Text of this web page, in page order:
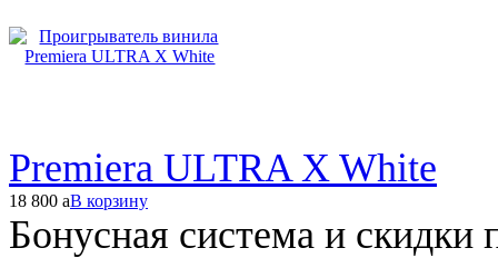
Premiera ULTRA X White
18 800 aВ корзину
Бонусная система и скидки